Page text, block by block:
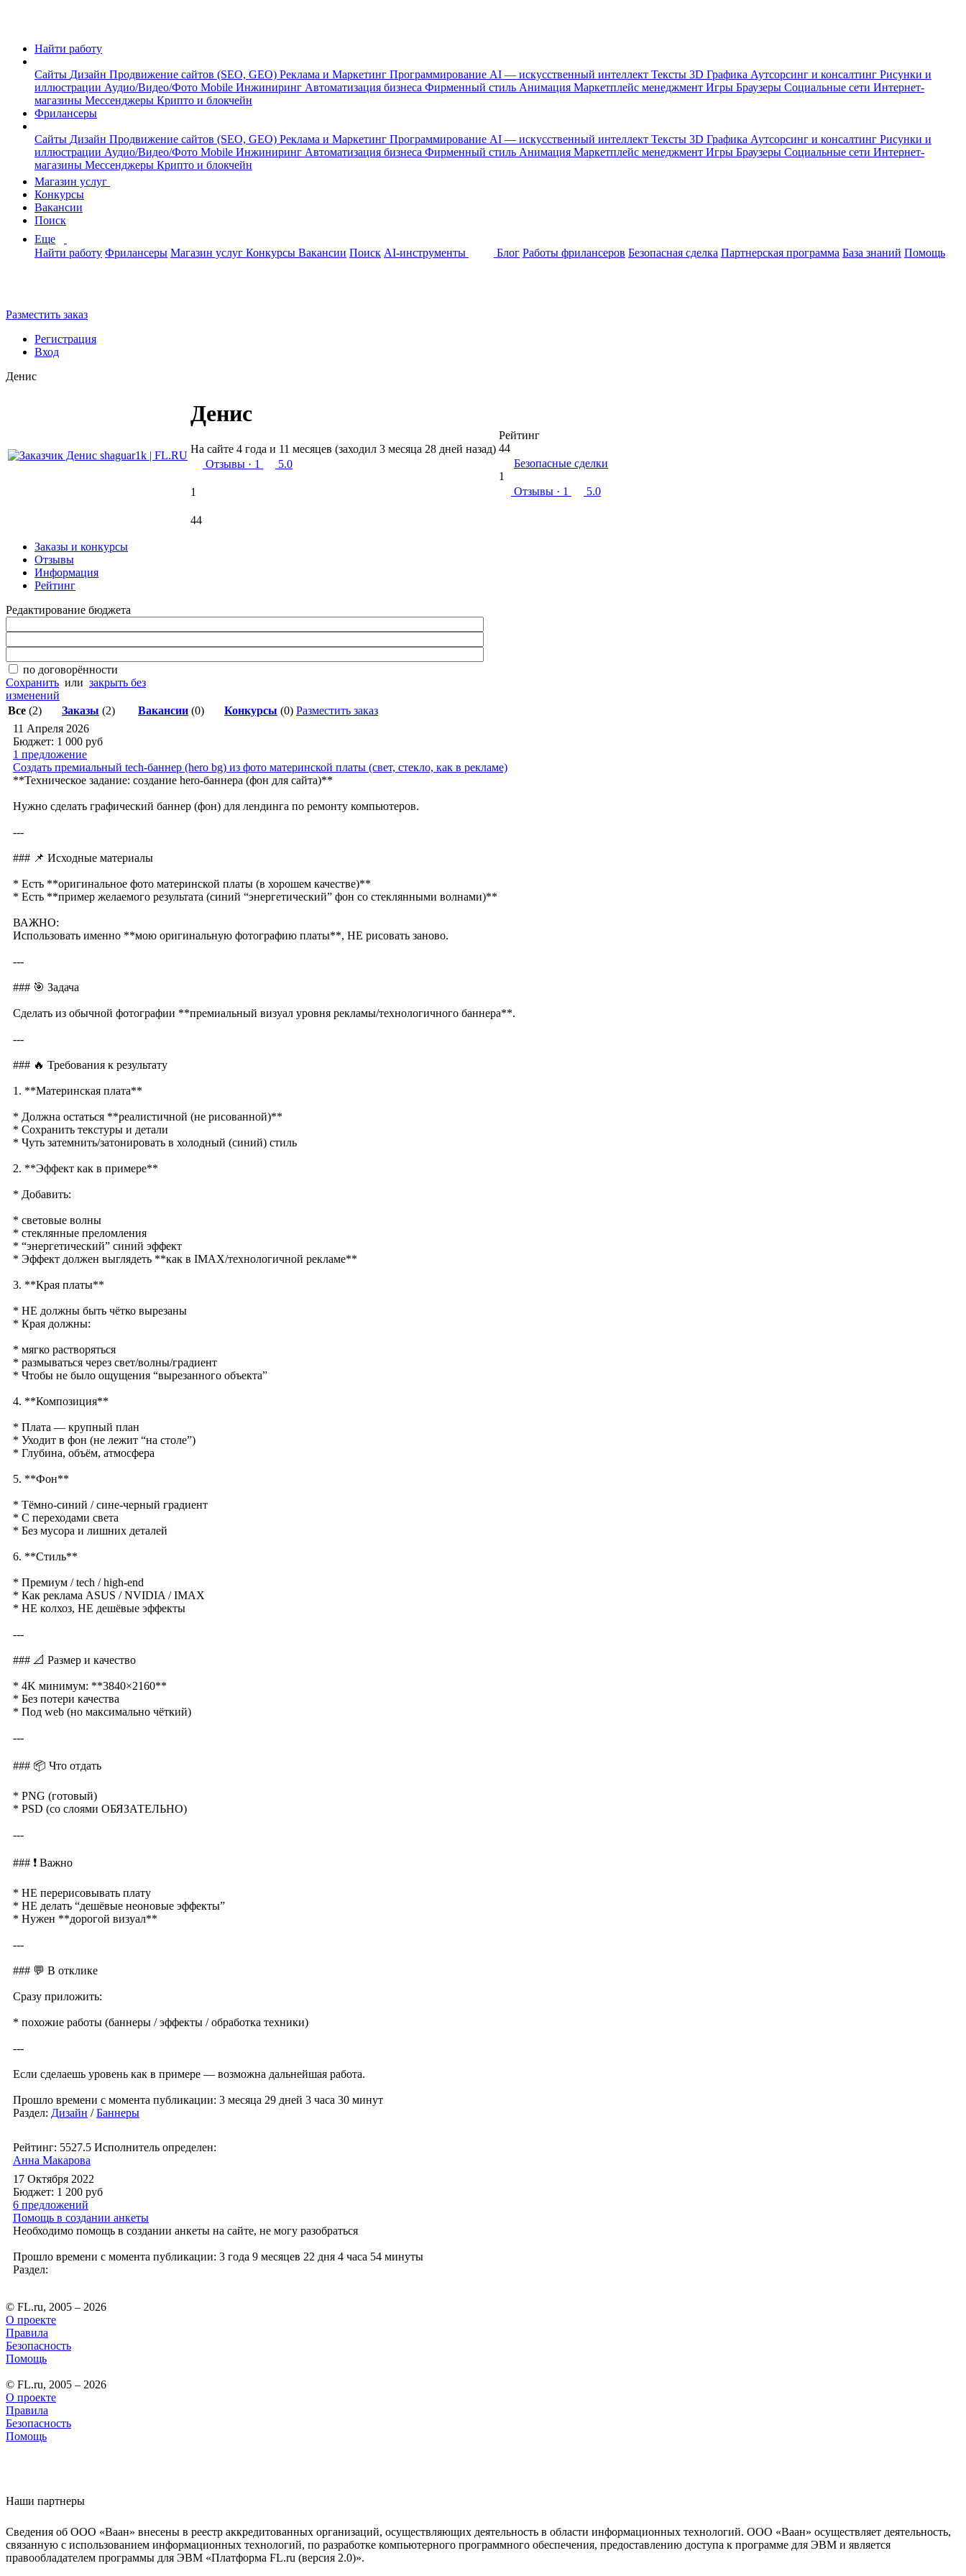
Найти работу
Сайты Дизайн Продвижение сайтов (SEO, GEO) Реклама и Маркетинг Программирование AI — искусственный интеллект Тексты 3D Графика Аутсорсинг и консалтинг Рисунки и
иллюстрации Аудио/Видео/Фото Mobile Инжиниринг Автоматизация бизнеса Фирменный стиль Анимация Маркетплейс менеджмент Игры Браузеры Социальные сети Интернет-
магазины Мессенджеры Крипто и блокчейн
Фрилансеры
Сайты Дизайн Продвижение сайтов (SEO, GEO) Реклама и Маркетинг Программирование AI — искусственный интеллект Тексты 3D Графика Аутсорсинг и консалтинг Рисунки и
иллюстрации Аудио/Видео/Фото Mobile Инжиниринг Автоматизация бизнеса Фирменный стиль Анимация Маркетплейс менеджмент Игры Браузеры Социальные сети Интернет-
магазины Мессенджеры Крипто и блокчейн
Магазин услуг
Конкурсы
Вакансии
Поиск
Еще
Найти работу Фрилансеры Магазин услуг Конкурсы Вакансии Поиск AI-инструменты Блог Работы фрилансеров Безопасная сделка Партнерская программа База знаний Помощь
Разместить заказ
Регистрация
Вход
Денис
Денис
На сайте 4 года и 11 месяцев (заходил 3 месяца 28 дней назад)
Отзывы · 1 5.0
1
44
Рейтинг
44
Безопасные сделки
1
Отзывы · 1 5.0
Заказы и конкурсы
Отзывы
Информация
Рейтинг
Редактирование бюджета
по договорённости
Сохранить или закрыть без
изменений
Все (2) Заказы (2) Вакансии (0) Конкурсы (0) Разместить заказ
11 Апреля 2026
Бюджет: 1 000 руб
1 предложение
Создать премиальный tech-баннер (hero bg) из фото материнской платы (свет, стекло, как в рекламе)
**Техническое задание: создание hero-баннера (фон для сайта)**
Нужно сделать графический баннер (фон) для лендинга по ремонту компьютеров.
---
### 📌 Исходные материалы
* Есть **оригинальное фото материнской платы (в хорошем качестве)**
* Есть **пример желаемого результата (синий “энергетический” фон со стеклянными волнами)**
ВАЖНО:
Использовать именно **мою оригинальную фотографию платы**, НЕ рисовать заново.
---
### 🎯 Задача
Сделать из обычной фотографии **премиальный визуал уровня рекламы/технологичного баннера**.
---
### 🔥 Требования к результату
1. **Материнская плата**
* Должна остаться **реалистичной (не рисованной)**
* Сохранить текстуры и детали
* Чуть затемнить/затонировать в холодный (синий) стиль
2. **Эффект как в примере**
* Добавить:
* световые волны
* стеклянные преломления
* “энергетический” синий эффект
* Эффект должен выглядеть **как в IMAX/технологичной рекламе**
3. **Края платы**
* НЕ должны быть чётко вырезаны
* Края должны:
* мягко растворяться
* размываться через свет/волны/градиент
* Чтобы не было ощущения “вырезанного объекта”
4. **Композиция**
* Плата — крупный план
* Уходит в фон (не лежит “на столе”)
* Глубина, объём, атмосфера
5. **Фон**
* Тёмно-синий / сине-черный градиент
* С переходами света
* Без мусора и лишних деталей
6. **Стиль**
* Премиум / tech / high-end
* Как реклама ASUS / NVIDIA / IMAX
* НЕ колхоз, НЕ дешёвые эффекты
---
### 📐 Размер и качество
* 4K минимум: **3840×2160**
* Без потери качества
* Под web (но максимально чёткий)
---
### 📦 Что отдать
* PNG (готовый)
* PSD (со слоями ОБЯЗАТЕЛЬНО)
---
### ❗ Важно
* НЕ перерисовывать плату
* НЕ делать “дешёвые неоновые эффекты”
* Нужен **дорогой визуал**
---
### 💬 В отклике
Сразу приложить:
* похожие работы (баннеры / эффекты / обработка техники)
---
Если сделаешь уровень как в примере — возможна дальнейшая работа.
Прошло времени с момента публикации: 3 месяца 29 дней 3 часа 30 минут
Раздел: Дизайн /Баннеры
Рейтинг: 5527.5 Исполнитель определен:
Анна Макарова
17 Октября 2022
Бюджет: 1 200 руб
6 предложений
Помощь в создании анкеты
Необходимо помощь в создании анкеты на сайте, не могу разобраться
Прошло времени с момента публикации: 3 года 9 месяцев 22 дня 4 часа 54 минуты
Раздел:
© FL.ru, 2005 – 2026
О проекте
Правила
Безопасность
Помощь
© FL.ru, 2005 – 2026
О проекте
Правила
Безопасность
Помощь
Наши партнеры
Сведения об ООО «Ваан» внесены в реестр аккредитованных организаций, осуществляющих деятельность в области информационных технологий. ООО «Ваан» осуществляет деятельность,
связанную с использованием информационных технологий, по разработке компьютерного программного обеспечения, предоставлению доступа к программе для ЭВМ и является
правообладателем программы для ЭВМ «Платформа FL.ru (версия 2.0)».